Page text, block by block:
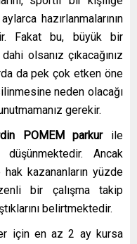
hazırlanmalarının
Fakat bu, büyük bir
olsanız çıkacağınız
da pek çok etken öne
neden olacağı
gerekir.
POMEM parkur ile
düşünmektedir. Ancak
kazananların yüzde
bir çalışma takip
belirtmektedir.
için en az 2 ay kursa